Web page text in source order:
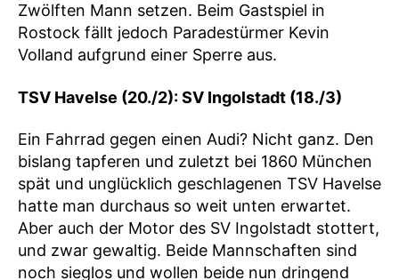
Zwölften Mann setzen. Beim Gastspiel in
Rostock fällt jedoch Paradestürmer Kevin
Volland aufgrund einer Sperre aus.
TSV Havelse (20./2): SV Ingolstadt (18./3)
Ein Fahrrad gegen einen Audi? Nicht ganz. Den
bislang tapferen und zuletzt bei 1860 München
spät und unglücklich geschlagenen TSV Havelse
hatte man durchaus so weit unten erwartet.
Aber auch der Motor des SV Ingolstadt stottert,
und zwar gewaltig. Beide Mannschaften sind
noch sieglos und wollen beide nun dringend